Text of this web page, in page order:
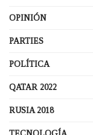
OPINIÓN
PARTIES
POLÍTICA
QATAR 2022
RUSIA 2018